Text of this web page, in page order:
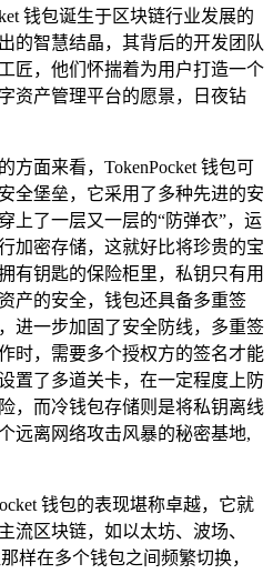
钱包诞生于区块链行业发展的
的智慧结晶，其背后的开发团队
匠，他们怀揣着为用户打造一个
资产管理平台的愿景，日夜钻
方面来看，TokenPocket 钱包可
全堡垒，它采用了多种先进的安
上了一层又一层的“防弹衣”，运
加密存储，这就好比将珍贵的宝
有钥匙的保险柜里，私钥只有用
产的安全，钱包还具备多重签
进一步加固了安全防线，多重签
时，需要多个授权方的签名才能
置了多道关卡，在一定程度上防
，而冷钱包存储则是将私钥离线
远离网络攻击风暴的秘密基地,
钱包的表现堪称卓越，它就
流区块链，如以太坊、波场、
样在多个钱包之间频繁切换，